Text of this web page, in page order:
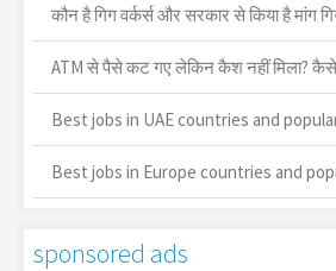
कौन है गिग वर्कर्स और सरकार से किया है मांग
ATM से पैसे कट गए लेकिन कैश नहीं मिला? कैसे
Best jobs in UAE countries and
Best jobs in Europe countries and
sponsored ads